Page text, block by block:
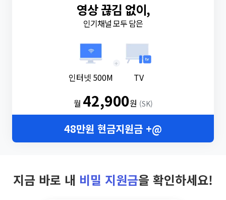
영상 끊김 없이,
인기채널 모두 담은
인터넷 500M
+
TV
월 42,900원 (SK)
48만원 현금지원금 +@
지금 바로 내 비밀 지원금을 확인하세요!